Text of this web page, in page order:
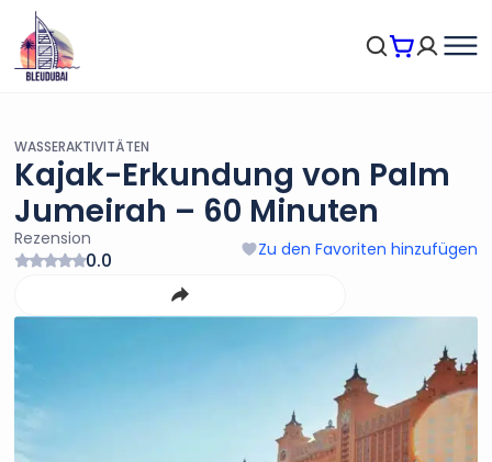
WASSERAKTIVITÄTEN
Kajak-Erkundung von Palm
Jumeirah – 60 Minuten
Rezension
0.0 Zu den Favoriten hinzufügen